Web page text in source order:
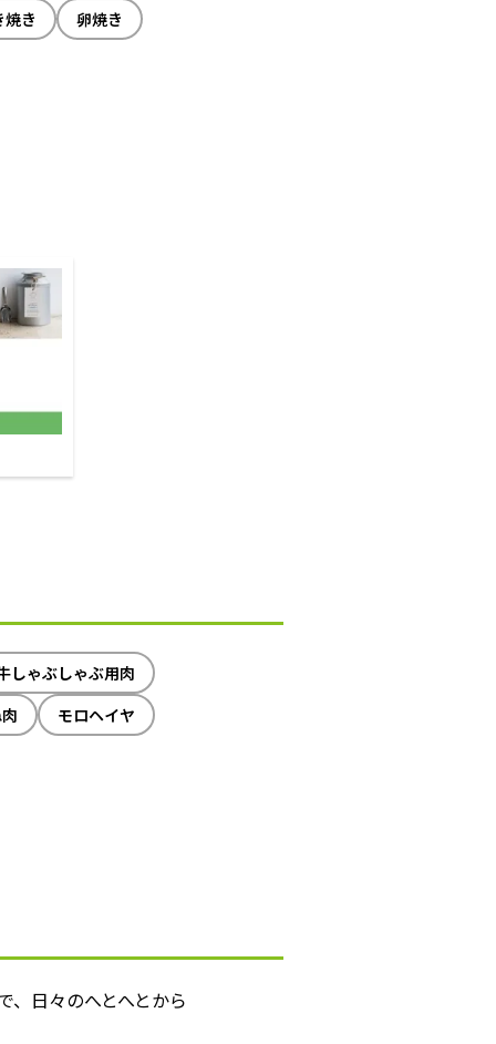
焼き 卵焼き
しゃぶしゃぶ用肉
モロヘイヤ
、日々のへとへとから